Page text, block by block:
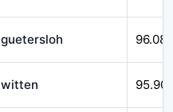
guetersloh 96.085
witten